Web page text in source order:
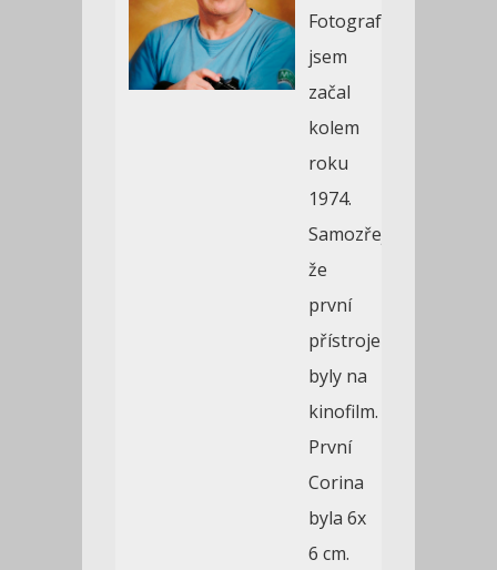
Fotografovat
jsem
začal
kolem
roku
1974.
Samozřejmě
že
první
přístroje
byly na
kinofilm.
První
Corina
byla 6x
6 cm.